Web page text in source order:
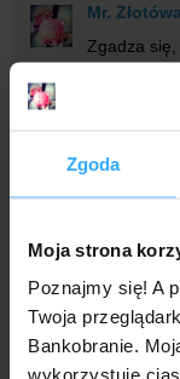
Zgoda
Moja strona
Poznajmy się! A
Twoja
Bankobranie.
wykorzystuje
Mr.
Zgadza
Odpowiedz
wniosek o
Odpowiedz
Odpowiedzi
Mr.